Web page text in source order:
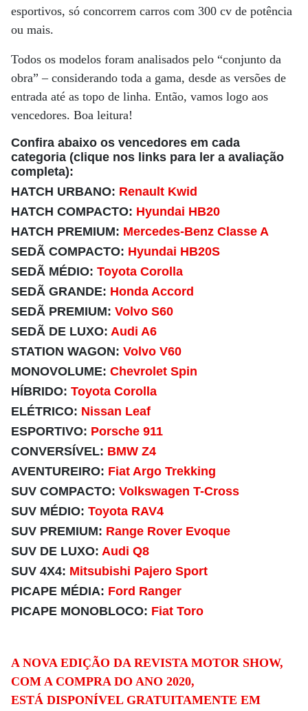
esportivos, só concorrem carros com 300 cv de potência
ou mais.
Todos os modelos foram analisados pelo “conjunto da
obra” – considerando toda a gama, desde as versões de
entrada até as topo de linha. Então, vamos logo aos
vencedores. Boa leitura!
Confira abaixo os vencedores em cada
categoria (clique nos links para ler a avaliação
completa):
HATCH URBANO: Renault Kwid
HATCH COMPACTO: Hyundai HB20
HATCH PREMIUM: Mercedes-Benz Classe A
SEDÃ COMPACTO: Hyundai HB20S
SEDÃ MÉDIO: Toyota Corolla
SEDÃ GRANDE: Honda Accord
SEDÃ PREMIUM: Volvo S60
SEDÃ DE LUXO: Audi A6
STATION WAGON: Volvo V60
MONOVOLUME: Chevrolet Spin
HÍBRIDO: Toyota Corolla
ELÉTRICO: Nissan Leaf
ESPORTIVO: Porsche 911
CONVERSÍVEL: BMW Z4
AVENTUREIRO: Fiat Argo Trekking
SUV COMPACTO: Volkswagen T-Cross
SUV MÉDIO: Toyota RAV4
SUV PREMIUM: Range Rover Evoque
SUV DE LUXO: Audi Q8
SUV 4X4: Mitsubishi Pajero Sport
PICAPE MÉDIA: Ford Ranger
PICAPE MONOBLOCO: Fiat Toro
A NOVA EDIÇÃO DA REVISTA MOTOR SHOW,
COM A COMPRA DO ANO 2020,
ESTÁ DISPONÍVEL GRATUITAMENTE EM